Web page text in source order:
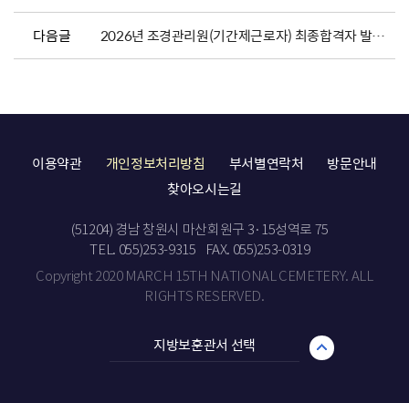
다음글 2026년 조경관리원(기간제근로자) 최종합격자 발표 및 채용서류 제출 안내
이용약관 개인정보처리방침 부서별연락처
방문안내
찾아오시는길
(51204) 경남 창원시 마산회원구 3·15성역로 75
TEL. 055)253-9315
FAX. 055)253-0319
Copyright 2020 MARCH 15TH NATIONAL CEMETERY. ALL
RIGHTS RESERVED.
지방보훈관서 선택